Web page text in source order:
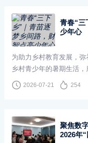
青春“三
少年心
为助力乡村教育发展，
乡村青少年的暑期生活
业二十年的支教传统，
期十四天的乡村公益支教
2026-07-21 254
聚焦数
2026年